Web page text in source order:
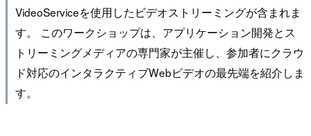
VideoServiceを使用したビデオストリーミングが含まれま
す。 このワークショップは、アプリケーション開発とス
トリーミングメディアの専門家が主催し、参加者にクラウ
ド対応のインタラクティブWebビデオの最先端を紹介しま
す。